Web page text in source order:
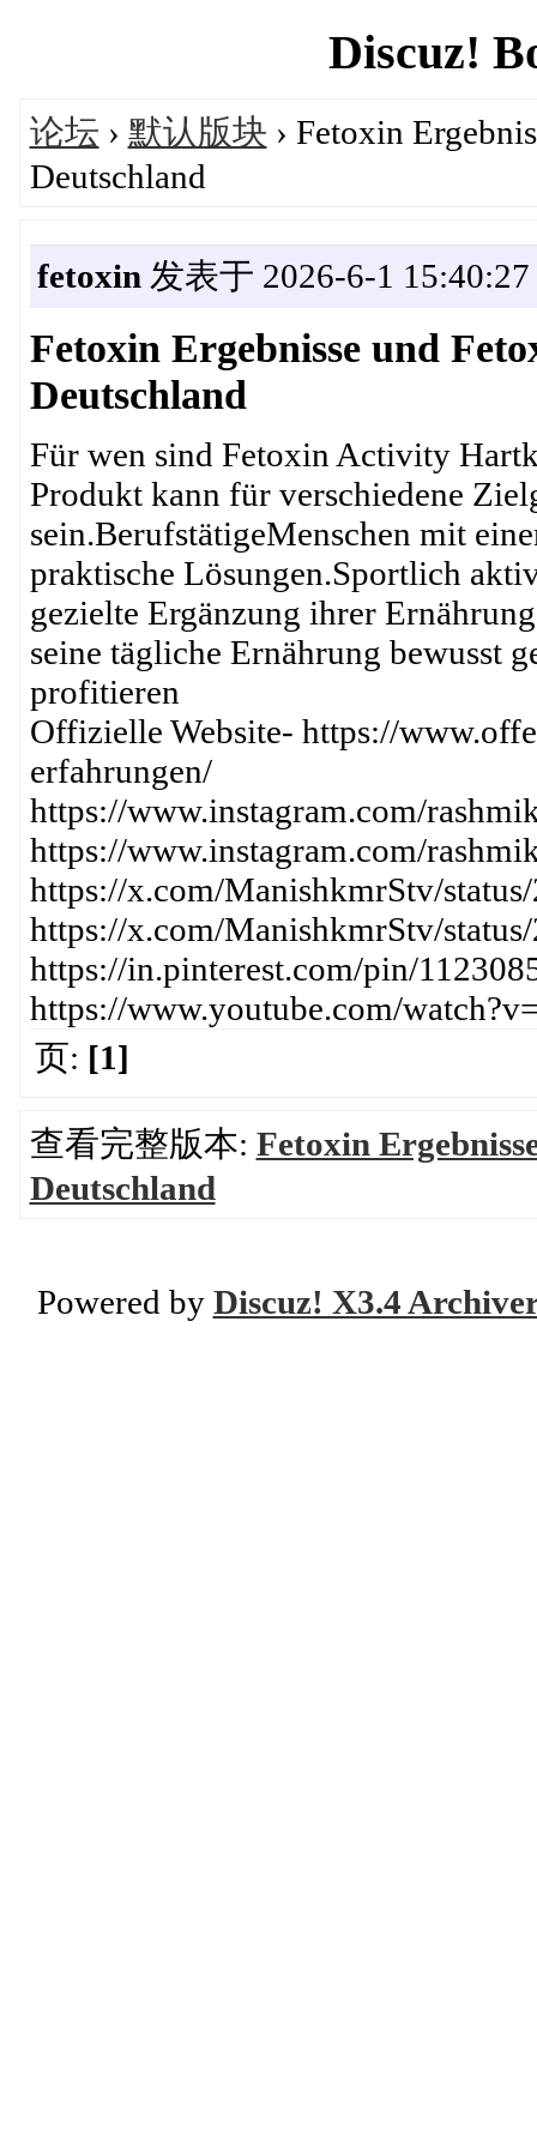
Discuz!
论坛 › 默认版块 › Fetoxin
Deutschland
fetoxin 发表于 2026-6-1 15:40:27
Fetoxin Ergebnisse und
Deutschland
Für wen sind Fetoxin Activity
Produkt kann für verschiedene
sein.BerufstätigeMenschen mit
praktische Lösungen.Sportlich
gezielte Ergänzung ihrer
seine tägliche Ernährung bewusst
profitieren
Offizielle Website- https://
erfahrungen/
https://www.instagram.com/
https://www.instagram.com/
https://x.com/ManishkmrStv/
https://x.com/ManishkmrStv/
https://in.pinterest.com/pin/
https://www.youtube.com/
页: [1]
查看完整版本: Fetoxin
Deutschland
Powered by Discuz! X3.4